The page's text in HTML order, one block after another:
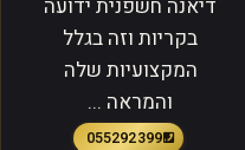
דיאנה חשפנית ידועה
בקריות וזה בגלל
המקצועיות שלה
והמראה ...
0552923991